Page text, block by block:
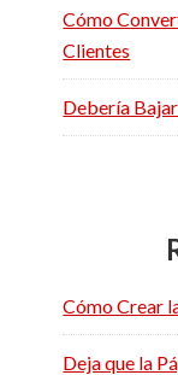
Cómo
Clientes
Debería
Cómo Crear
Deja que la